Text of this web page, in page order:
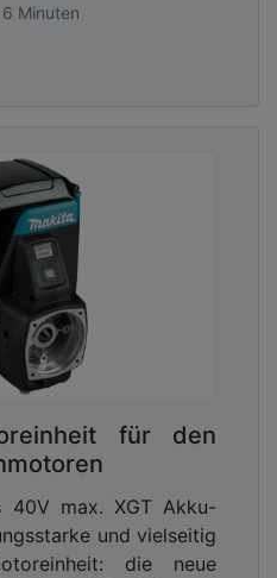
Minuten
für den
40V max. XGT Akku-
und vielseitig
die neue